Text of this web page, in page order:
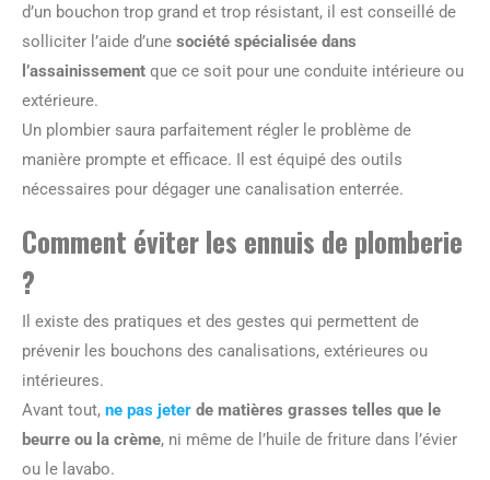
d’un bouchon trop grand et trop résistant, il est conseillé de
solliciter l’aide d’une société spécialisée dans
l’assainissement que ce soit pour une conduite intérieure ou
extérieure.
Un plombier saura parfaitement régler le problème de
manière prompte et efficace. Il est équipé des outils
nécessaires pour dégager une canalisation enterrée.
Comment éviter les ennuis de plomberie
?
Il existe des pratiques et des gestes qui permettent de
prévenir les bouchons des canalisations, extérieures ou
intérieures.
Avant tout, ne pas jeter de matières grasses telles que le
beurre ou la crème, ni même de l’huile de friture dans l’évier
ou le lavabo.